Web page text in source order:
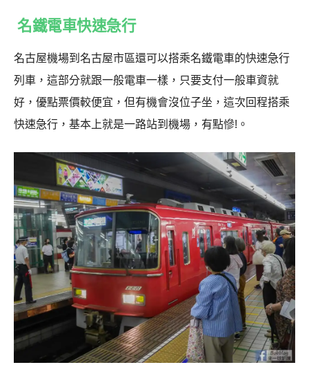
名鐵電車快速急行
名古屋機場到名古屋市區還可以搭乘名鐵電車的快速急行
列車，這部分就跟一般電車一樣，只要支付一般車資就
好，優點票價較便宜，但有機會沒位子坐，這次回程搭乘
快速急行，基本上就是一路站到機場，有點慘!。